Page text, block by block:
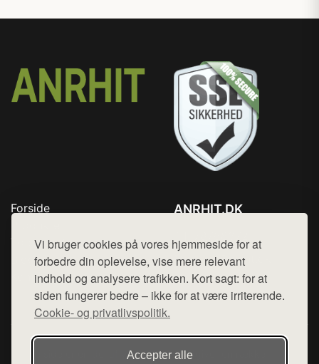
Vi bruger cookies på vores hjemmeside for at
forbedre din oplevelse, vise mere relevant
indhold og analysere trafikken. Kort sagt: for at
siden fungerer bedre – ikke for at være irriterende.
Cookie- og privatlivspolitik.
Accepter alle
Forside
Top Rabatter
Blog
Kontakt
ANRHIT.DK
Mail: hej@want.dk
Cookie- og privatlivspolitik
Denne side er en del af want.dk, der udgiver en række